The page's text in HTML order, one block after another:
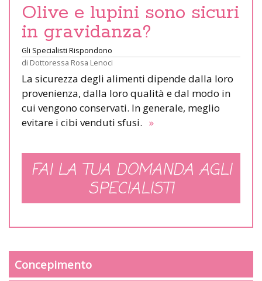
Olive e lupini sono sicuri
in gravidanza?
Gli Specialisti Rispondono
di Dottoressa Rosa Lenoci
La sicurezza degli alimenti dipende dalla loro
provenienza, dalla loro qualità e dal modo in
cui vengono conservati. In generale, meglio
evitare i cibi venduti sfusi. »
FAI LA TUA DOMANDA AGLI
SPECIALISTI
Concepimento